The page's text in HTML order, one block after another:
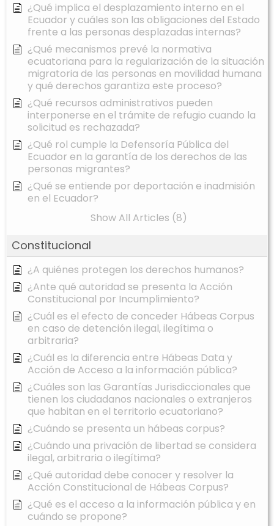
¿Qué implica el desplazamiento interno en el
Ecuador y cuáles son las obligaciones del Estado
frente a las personas desplazadas internas?
¿Qué mecanismos prevé la normativa
ecuatoriana para la regularización de la situación
migratoria de las personas en movilidad humana
y qué derechos garantiza este proceso?
¿Qué recursos administrativos pueden
interponerse en el trámite de refugio cuando la
solicitud es rechazada?
¿Qué rol cumple la Defensoría Pública del
Ecuador en la garantía de los derechos de las
personas migrantes?
¿Qué se entiende por deportación e inadmisión
en el Ecuador?
Show All Articles (8)
Constitucional
¿A quiénes protegen los derechos humanos?
¿Ante qué autoridad se presenta la Acción
Constitucional por Incumplimiento?
¿Cuál es el efecto de conceder Hábeas Corpus
en caso de detención ilegal, ilegítima o
arbitraria?
¿Cuál es la diferencia entre Hábeas Data y
Acción de Acceso a la información pública?
¿Cuáles son las Garantías Jurisdiccionales que
tienen los ciudadanos nacionales o extranjeros
que habitan en el territorio ecuatoriano?
¿Cuándo se presenta un hábeas corpus?
¿Cuándo una privación de libertad se considera
ilegal, arbitraria o ilegítima?
¿Qué autoridad debe conocer y resolver la
Acción Constitucional de Hábeas Corpus?
¿Qué es el acceso a la información pública y en
cuándo se propone?